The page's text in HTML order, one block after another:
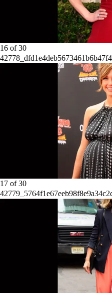
16 of30
17 of30